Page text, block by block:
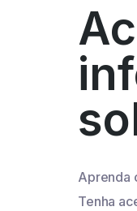
Aprenda
Tenha